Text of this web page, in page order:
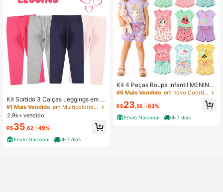
Kit Sortido 3 Calças Leggings em C
otton Infantil Menina - 2 ao 16
#1 Mais Vendido
em Multicolorido Calças para meninas
2,9k+ vendido
R$35 ,62 -49%
Envio Nacional
4-7 dias
Kit 4 Peças Roupa Infantil MENINA
VERÃO KIT com 2 Conjuntos de Ver
erão com estampas fofas de Menin
a Volta as Aulas Moda Praia Verão,
conjunto confortável
#6 Mais Vendido em novo Coordenadas de camiseta para meninas
R$23 ,56 -83%
Envio Nacional
4-7 dias